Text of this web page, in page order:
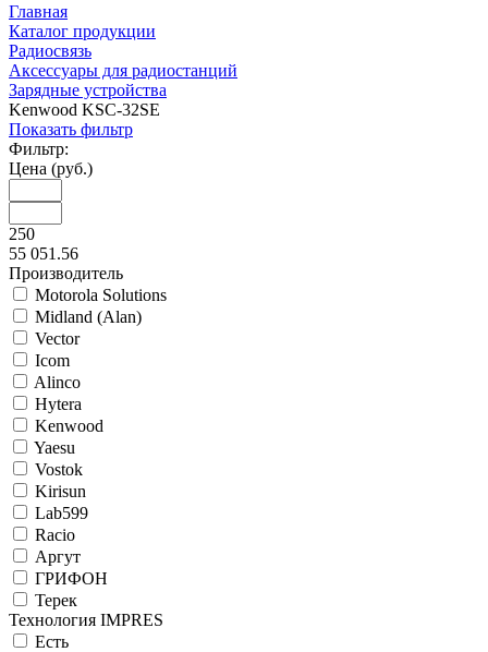
Главная
Каталог продукции
Радиосвязь
Аксессуары для радиостанций
Зарядные устройства
Kenwood KSC-32SE
Показать фильтр
Фильтр:
Цена (руб.)
250
55 051.56
Производитель
Motorola Solutions
Midland (Alan)
Vector
Icom
Alinco
Hytera
Kenwood
Yaesu
Vostok
Kirisun
Lab599
Racio
Аргут
ГРИФОН
Терек
Технология IMPRES
Есть